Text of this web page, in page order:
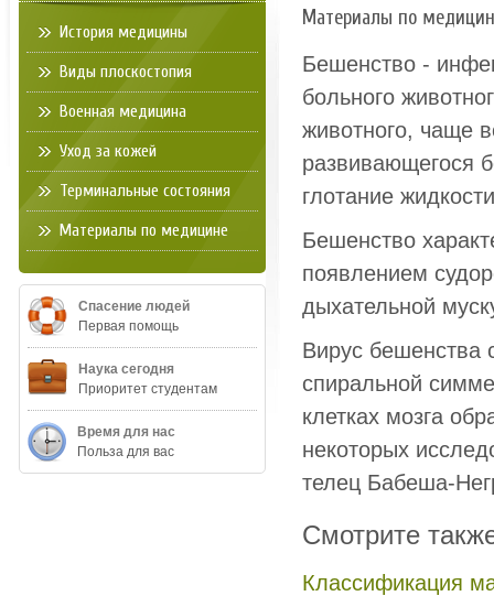
Материалы по
Бешенство -
больного
животного, чаще
развивающегося
глотание
Бешенство
появлением
дыхательной
Вирус бешенства
спиральной
клетках мозга
некоторых
телец Бабеша-
Смотрите
Классификация
История медицины
Виды плоскостопия
Военная медицина
Уход за кожей
Терминальные состояния
Материалы по медицине
Спасение людей
Первая помощь
Наука сегодня
Приоритет студентам
Время для нас
Польза для вас